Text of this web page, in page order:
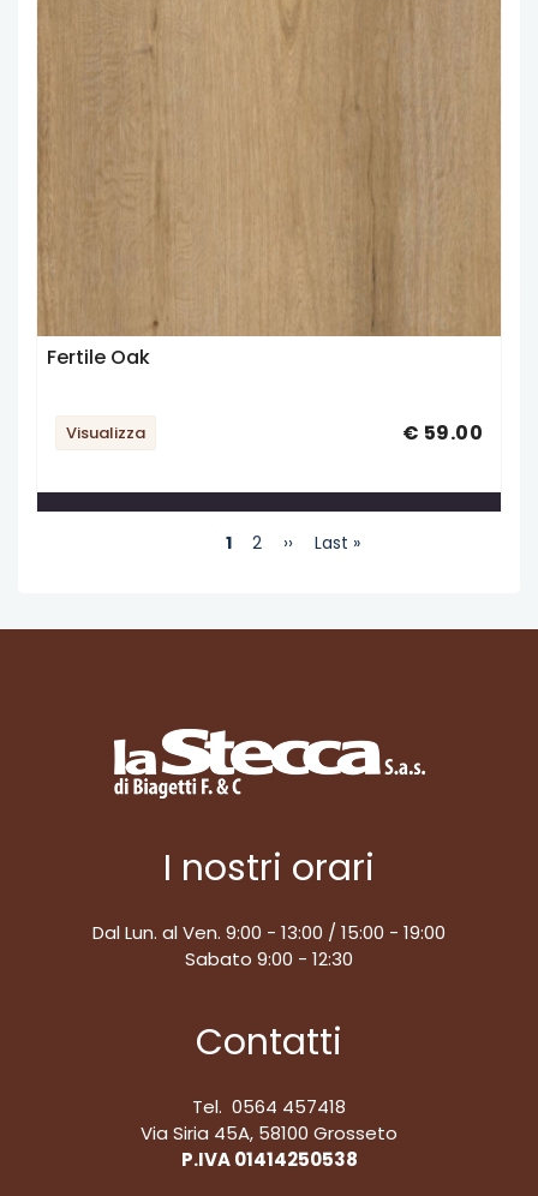
Fertile Oak
Visualizza € 59.00
Pagina
1 Page
2
Pagina
››
Ultima
Last »
I nostri orari
Dal Lun. al Ven. 9:00 - 13:00 / 15:00 - 19:00
Sabato 9:00 - 12:30
Contatti
Tel. 0564 457418
Via Siria 45A, 58100 Grosseto
P.IVA 01414250538